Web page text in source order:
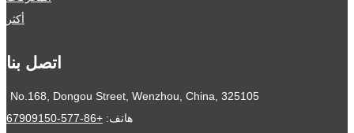
أكثر
اتصل بنا
No.168, Dongou Street, Wenzhou, China, 325105
هاتف: +86-577-67909150